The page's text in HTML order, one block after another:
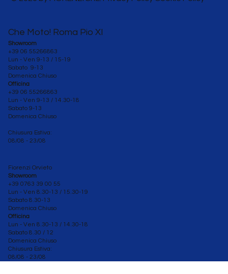
Che Moto! Roma Pio XI
Showroom
+39 06 55266863
Lun - Ven 9-13 / 15-19
Sabato 9-13
Domenica Chiuso
Officina
+39 06 55266863
Lun - Ven 9-13 / 14.30-18
Sabato 9-13
Domenica Chiuso
Chiusura Estiva:
08/08 - 23/08
Fiorenzi Orvieto
Showroom
+39 0763 39 00 55
Lun - Ven 8.30-13 / 15.30-19
Sabato 8.30-13
Domenica Chiuso
Officina
Lun - Ven 8.30-13 / 14.30-18
Sabato 8.30 / 12
Domenica Chiuso
Chiusura Estiva:
08/08 - 23/08